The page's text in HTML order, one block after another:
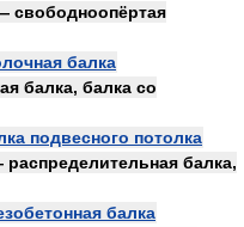
свободноопёртая
балка
балка, балка со
подвесного потолка
балка,
балка